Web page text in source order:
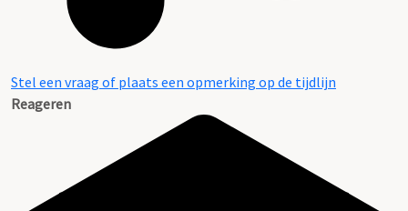
Stel een vraag of plaats een opmerking op de tijdlijn
Reageren